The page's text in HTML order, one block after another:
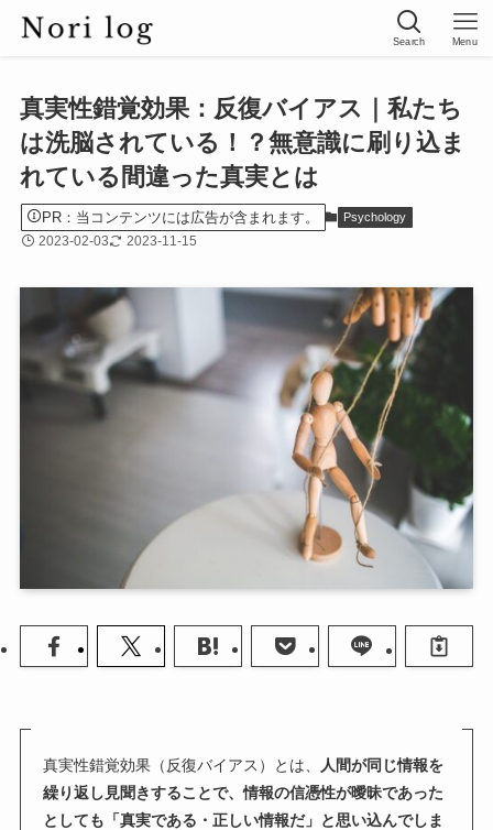
Search Menu
真実性錯覚効果：反復バイアス｜私たち
は洗脳されている！？無意識に刷り込ま
れている間違った真実とは
PR：当コンテンツには広告が含まれます。 Psychology
2023-02-03 2023-11-15
真実性錯覚効果（反復バイアス）とは、
人間が同じ情報を
繰り返し見聞きすることで、情報の信憑性が曖昧であった
としても「真実である・正しい情報だ」と思い込んでしま